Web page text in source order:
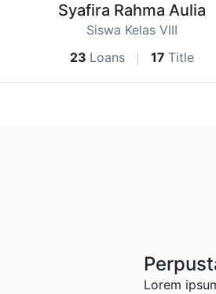
Syafira Rahma Aulia
Siswa Kelas VIII
23 Loans 17 Title
Lorem